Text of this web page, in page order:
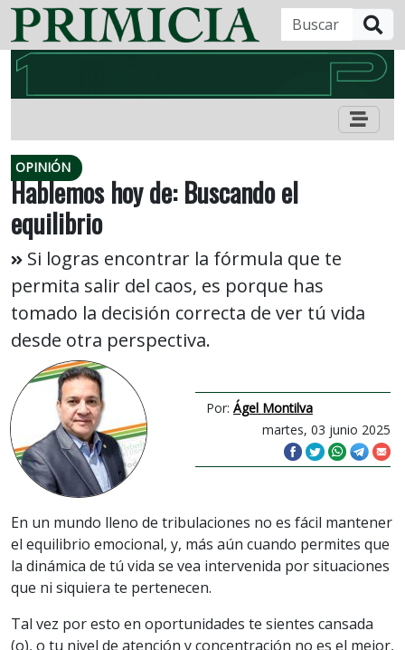
OPINIÓN
Hablemos hoy de: Buscando el
equilibrio
Si logras encontrar la fórmula que te
permita salir del caos, es porque has
tomado la decisión correcta de ver tú vida
desde otra perspectiva.
Por: Ágel Montilva
martes, 03 junio 2025
En un mundo lleno de tribulaciones no es fácil mantener
el equilibrio emocional, y, más aún cuando permites que
la dinámica de tú vida se vea intervenida por situaciones
que ni siquiera te pertenecen.
Tal vez por esto en oportunidades te sientes cansada
(o), o tu nivel de atención y concentración no es el mejor,